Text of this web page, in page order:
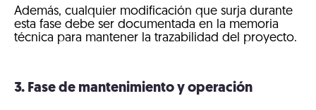
Además, cualquier modificación que surja durante
esta fase debe ser documentada en la memoria
técnica para mantener la trazabilidad del proyecto.
3. Fase de mantenimiento y operación